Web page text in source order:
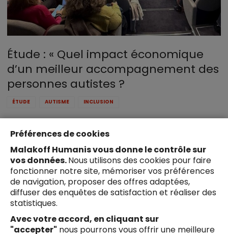
Préférences de cookies
Malakoff Humanis vous donne le contrôle sur
vos données.Nous utilisons des cookies pour faire
fonctionner notre site, mémoriser vos préférences
de navigation, proposer des offres adaptées,
diffuser des enquêtes de satisfaction et réaliser des
statistiques.
Avec votre accord, en cliquant sur
"accepter" nous pourrons vous offrir une meilleure
Étude : « Quel impact économique
d’un meilleur accompagnement des
personnes autistes ?
ÉTUDE AUTISME INCLUSION
Humanis Handicap et la Fondation Initiative Autisme
sur les parcours de vie des personnes autistes et de
leurs proches
Lire la suite